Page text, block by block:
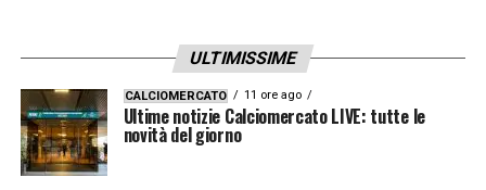
ULTIMISSIME
CALCIOMERCATO 11 ore ago
Ultime notizie Calciomercato LIVE: tutte le
novità del giorno